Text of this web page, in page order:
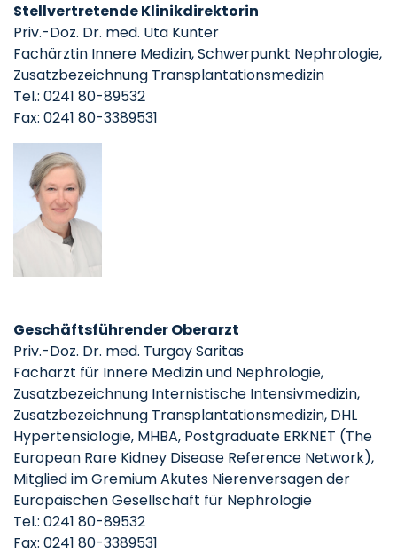
Stellvertretende Klinikdirektorin
Priv.-Doz. Dr. med. Uta Kunter
Fachärztin Innere Medizin, Schwerpunkt Nephrologie,
Zusatzbezeichnung Transplantationsmedizin
Tel.: 0241 80-89532
Fax: 0241 80-3389531
Geschäftsführender Oberarzt
Priv.-Doz. Dr. med. Turgay Saritas
Facharzt für Innere Medizin und Nephrologie,
Zusatzbezeichnung Internistische Intensivmedizin,
Zusatzbezeichnung Transplantationsmedizin, DHL
Hypertensiologie, MHBA, Postgraduate ERKNET (The
European Rare Kidney Disease Reference Network),
Mitglied im Gremium Akutes Nierenversagen der
Europäischen Gesellschaft für Nephrologie
Tel.: 0241 80-89532
Fax: 0241 80-3389531